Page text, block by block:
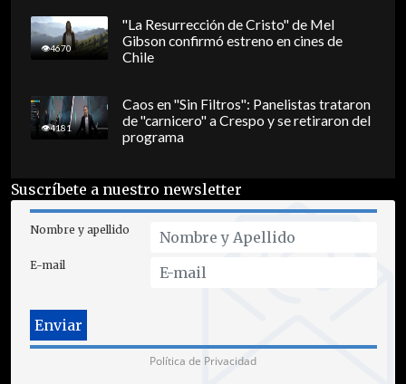
4670
"La Resurrección de Cristo" de Mel
Gibson confirmó estreno en cines de
Chile
4181
Caos en "Sin Filtros": Panelistas trataron
de "carnicero" a Crespo y se retiraron del
programa
Suscríbete a nuestro newsletter
Nombre y apellido
E-mail
Política de Privacidad